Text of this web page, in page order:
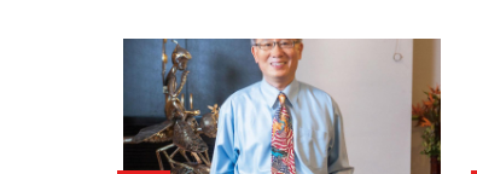
製造業表現強勁、新興據點成長攀升，
即使部分市場自高基期回落，整體營收
仍創下歷史次高佳績。